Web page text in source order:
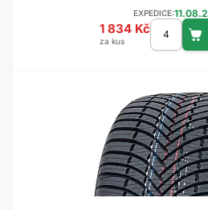
EXPEDICE:
1 834 Kč
za kus